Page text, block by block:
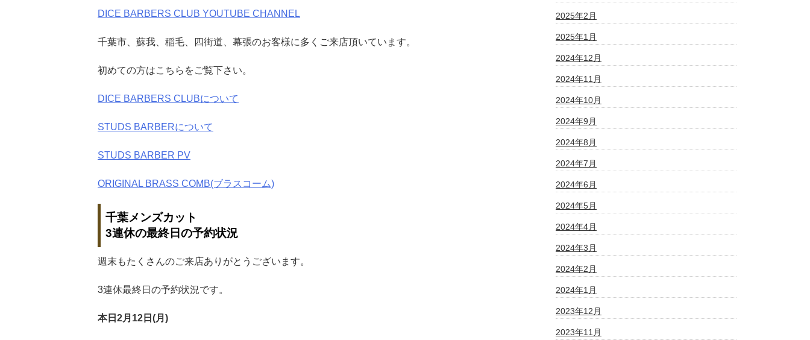
DICE BARBERS CLUB YOUTUBE CHANNEL
千葉市、蘇我、稲毛、四街道、幕張のお客様に多くご来店頂いています。
初めての方はこちらをご覧下さい。
DICE BARBERS CLUBについて
STUDS BARBERについて
STUDS BARBER PV
ORIGINAL BRASS COMB(ブラスコーム)
千葉メンズカット
3連休の最終日の予約状況
週末もたくさんのご来店ありがとうございます。
3連休最終日の予約状況です。
本日 2月12日(月)
2025年2月
2025年1月
2024年12月
2024年11月
2024年10月
2024年9月
2024年8月
2024年7月
2024年6月
2024年5月
2024年4月
2024年3月
2024年2月
2024年1月
2023年12月
2023年11月